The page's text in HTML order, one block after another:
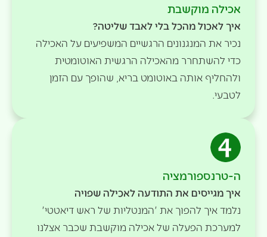
אכילה מוקשבת
איך לאכול מהכל בלי לאבד שליטה?
נכיר את המנגנונים הרגשיים המשפיעים על האכילה
כדי להשתחרר מהאכילה הרגשית האוטומטית
ולהחליף אותה באוטומט בריא, שהופך עם הזמן
לטבעי.
ה-טרנספורמציה
איך מגייסים את התודעה לאכילה שפויה
נלמד איך להפוך את 'המנטליות של ראש דיאטטי'
למערכת הפעלה של אכילה מוקשבת שכבר אצלנו